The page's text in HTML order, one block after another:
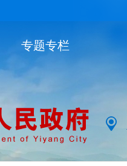
专题专栏